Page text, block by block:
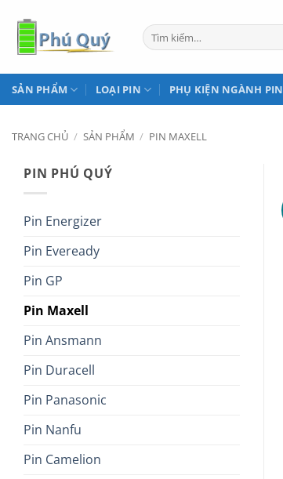
qua
nội
Tìm
kiếm:
SẢN PHẨM LOẠI PIN PHỤ KIỆN NGÀNH PIN
TRANG CHỦ / SẢN PHẨM / PIN MAXELL
PIN PHÚ QUÝ
Pin Energizer
Pin Eveready
Pin GP
Pin Maxell
Pin Ansmann
Pin Duracell
Pin Panasonic
Pin Nanfu
Pin Camelion